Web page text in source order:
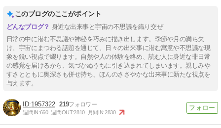
このブログのここがポイント
身近な出来事と宇宙の不思議を織り交ぜ
日常の中に潜む不思議や神秘を巧みに描き出します。季節や月の満ち欠
け、宇宙にまつわる話題を通じて、日々の出来事に潜む寓意や不思議な現
象を鋭い視点で綴ります。自然や人の体験を絡め、読む人に身近な非日常
の感覚を届けるから、気づかぬうちに引き込まれてしまいます。親しみや
すさとともに奥深さも併せ持ち、ほんのささやかな出来事に新たな視点を
与えます。
1957322 219
週間IN:660 週間OUT:2810 月間IN:2830